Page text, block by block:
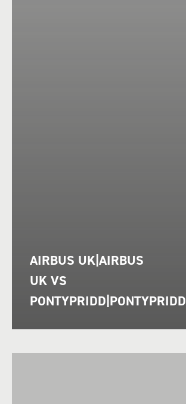
AIRBUS UK|AIRBUS
UK VS
PONTYPRIDD|PONTYPRIDD